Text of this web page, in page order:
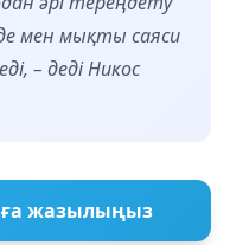
мен мықты саяси
– деді Никос
жазылыңыз